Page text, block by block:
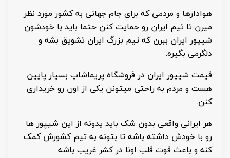
هوادارها و مردمی که برای جام جهانی به کشور مورد نظر
میرن تا تیم ایران رو حمایت کنن حتما باید با خودشون
شیپور ایران ببرن که تیم بزرگ ایران تشویق بشه و
دلگرمی بگیره.
قیمت شیپور ایران در فروشگاه پریماشاپ بسیار پایین
هست و مردم به راحتی میتونن یکی از اون رو خریداری
کنن.
هر ایرانی واقعی بدون شک باید یدونه از این شیپور ها
رو با خودش داشته باشه تا بتونه به تیم کشورش کمک
کنه و باعث قوت قلب اونا در کشر غریب باشه.